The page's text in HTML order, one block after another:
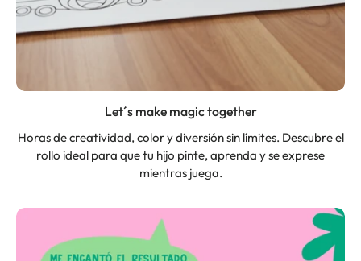
Let´s make magic together
Horas de creatividad, color y diversión sin límites. Descubre el
rollo ideal para que tu hijo pinte, aprenda y se exprese
mientras juega.